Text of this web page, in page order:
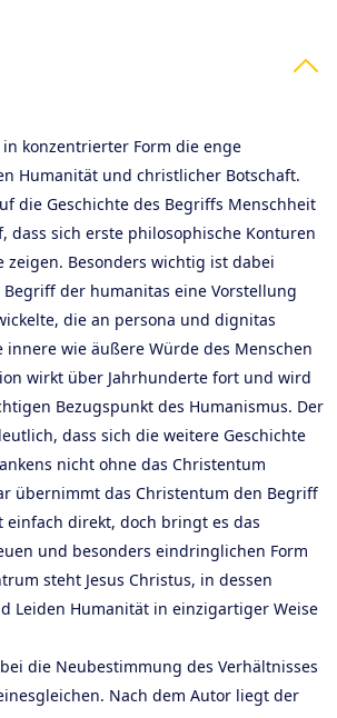
konzentrierter Form die enge
Humanität und christlicher Botschaft.
die Geschichte des Begriffs Menschheit
dass sich erste philosophische Konturen
zeigen. Besonders wichtig ist dabei
der humanitas eine Vorstellung
die an persona und dignitas
wie äußere Würde des Menschen
wirkt über Jahrhunderte fort und wird
Bezugspunkt des Humanismus. Der
dass sich die weitere Geschichte
nicht ohne das Christentum
übernimmt das Christentum den Begriff
direkt, doch bringt es das
und besonders eindringlichen Form
steht Jesus Christus, in dessen
Leiden Humanität in einzigartiger Weise
die Neubestimmung des Verhältnisses
Nach dem Autor liegt der